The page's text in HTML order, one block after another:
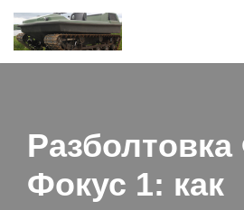
Перейти
Фокус 1: как